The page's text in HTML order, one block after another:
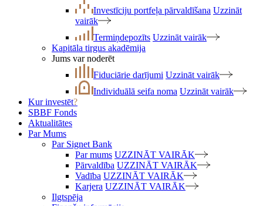
Investīciju portfeļa pārvaldīšana Uzzināt
vairāk
Termiņdepozīts Uzzināt vairāk
Kapitāla tirgus akadēmija
Jums var noderēt
Fiduciārie darījumi Uzzināt vairāk
Individuālā seifa noma Uzzināt vairāk
Kur investēt?
SBBF Fonds
Aktualitātes
Par Mums
Par Signet Bank
Par mums UZZINĀT VAIRĀK
Pārvaldība UZZINĀT VAIRĀK
Vadība UZZINĀT VAIRĀK
Karjera UZZINĀT VAIRĀK
Ilgtspēja